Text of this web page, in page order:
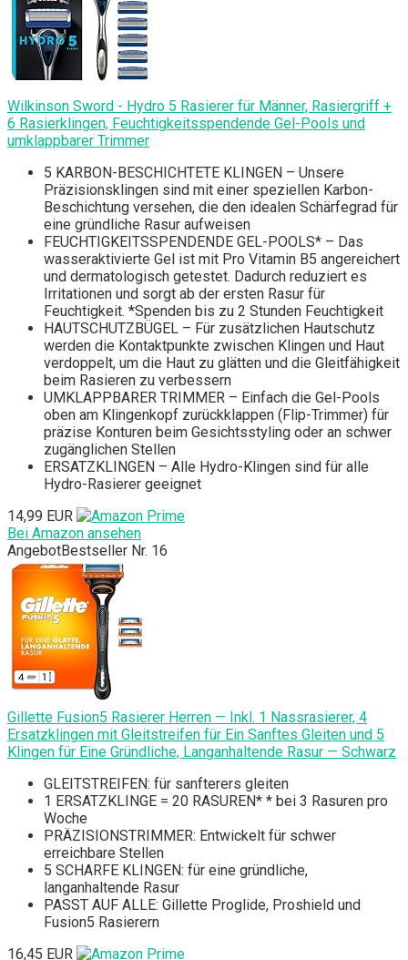
Wilkinson Sword - Hydro 5 Rasierer für Männer, Rasiergriff +
6 Rasierklingen, Feuchtigkeitsspendende Gel-Pools und
umklappbarer Trimmer
5 KARBON-BESCHICHTETE KLINGEN – Unsere
Präzisionsklingen sind mit einer speziellen Karbon-
Beschichtung versehen, die den idealen Schärfegrad für
eine gründliche Rasur aufweisen
FEUCHTIGKEITSSPENDENDE GEL-POOLS* – Das
wasseraktivierte Gel ist mit Pro Vitamin B5 angereichert
und dermatologisch getestet. Dadurch reduziert es
Irritationen und sorgt ab der ersten Rasur für
Feuchtigkeit. *Spenden bis zu 2 Stunden Feuchtigkeit
HAUTSCHUTZBÜGEL – Für zusätzlichen Hautschutz
werden die Kontaktpunkte zwischen Klingen und Haut
verdoppelt, um die Haut zu glätten und die Gleitfähigkeit
beim Rasieren zu verbessern
UMKLAPPBARER TRIMMER – Einfach die Gel-Pools
oben am Klingenkopf zurückklappen (Flip-Trimmer) für
präzise Konturen beim Gesichtsstyling oder an schwer
zugänglichen Stellen
ERSATZKLINGEN – Alle Hydro-Klingen sind für alle
Hydro-Rasierer geeignet
14,99 EUR
Bei Amazon ansehen
AngebotBestseller Nr. 16
Gillette Fusion5 Rasierer Herren — Inkl. 1 Nassrasierer, 4
Ersatzklingen mit Gleitstreifen für Ein Sanftes Gleiten und 5
Klingen für Eine Gründliche, Langanhaltende Rasur — Schwarz
GLEITSTREIFEN: für sanfterers gleiten
1 ERSATZKLINGE = 20 RASUREN* * bei 3 Rasuren pro
Woche
PRÄZISIONSTRIMMER: Entwickelt für schwer
erreichbare Stellen
5 SCHARFE KLINGEN: für eine gründliche,
langanhaltende Rasur
PASST AUF ALLE: Gillette Proglide, Proshield und
Fusion5 Rasierern
16,45 EUR